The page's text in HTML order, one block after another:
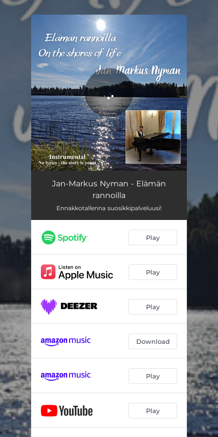
You're all set!
Elämän rannoilla 02:55
Jan-Markus Nyman - Elämän
rannoilla
Ennakkotallenna suosikkipalveluusi!
Play
Play
Play
Download
Play
Play